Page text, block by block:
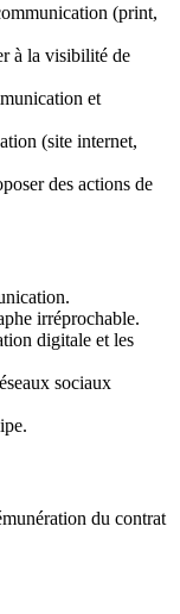
(print,
à la visibilité de
et
(site internet,
des actions de
irréprochable.
digitale et les
sociaux
du contrat